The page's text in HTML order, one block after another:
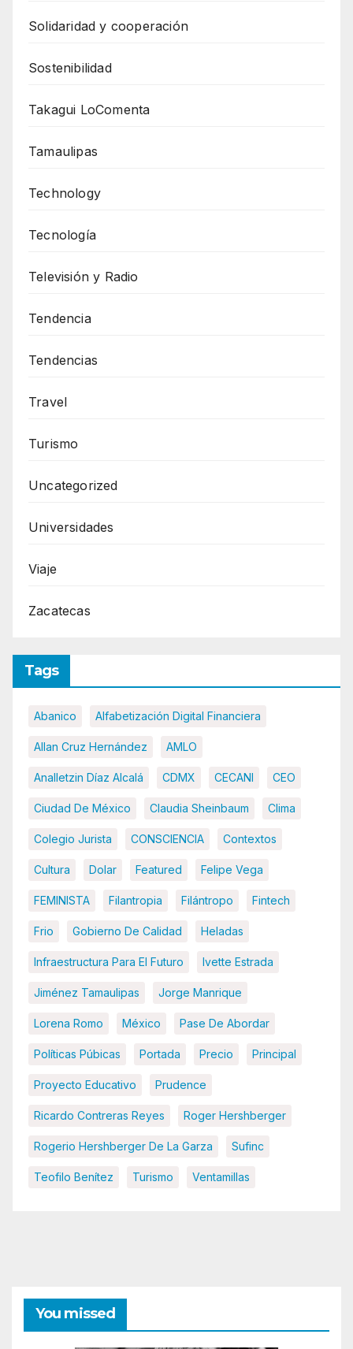
Solidaridad y cooperación
Sostenibilidad
Takagui LoComenta
Tamaulipas
Technology
Tecnología
Televisión y Radio
Tendencia
Tendencias
Travel
Turismo
Uncategorized
Universidades
Viaje
Zacatecas
Tags
Abanico Alfabetización Digital Financiera
Allan Cruz Hernández AMLO
Analletzin Díaz Alcalá CDMX CECANI CEO
Ciudad De México Claudia Sheinbaum Clima
Colegio Jurista CONSCIENCIA Contextos
Cultura Dolar Featured Felipe Vega
FEMINISTA Filantropia Filántropo Fintech
Frio Gobierno De Calidad Heladas
Infraestructura Para El Futuro Ivette Estrada
Jiménez Tamaulipas Jorge Manrique
Lorena Romo México Pase De Abordar
Políticas Púbicas Portada Precio Principal
Proyecto Educativo Prudence
Ricardo Contreras Reyes Roger Hershberger
Rogerio Hershberger De La Garza Sufinc
Teofilo Benítez Turismo Ventamillas
You missed